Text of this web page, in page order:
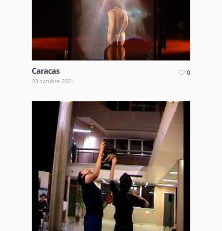
Caracas
23 octubre 2001
0